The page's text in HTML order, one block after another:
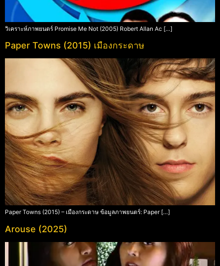
วิเคราะห์ภาพยนตร์ Promise Me Not (2005) Robert Allan Ac […]
Paper Towns (2015) เมืองกระดาษ
Paper Towns (2015) – เมืองกระดาษ ข้อมูลภาพยนตร์: Paper […]
Arouse (2025)